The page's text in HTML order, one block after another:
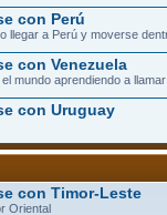
con Perú
llegar a Perú y moverse
con Venezuela
mundo aprendiendo a
con Uruguay
con Timor-Leste
Oriental